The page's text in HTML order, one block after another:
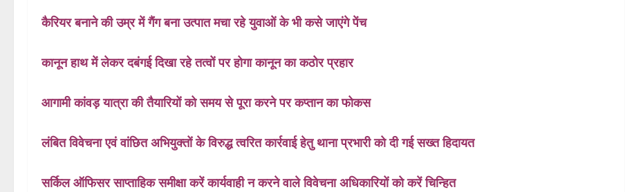
कैरियर बनाने की उम्र में गैंग बना उत्पात मचा रहे युवाओं के भी कसे जाएंगे पेंच
कानून हाथ में लेकर दबंगई दिखा रहे तत्वों पर होगा कानून का कठोर प्रहार
आगामी कांवड़ यात्रा की तैयारियों को समय से पूरा करने पर कप्तान का फोकस
लंबित विवेचना एवं वांछित अभियुक्तों के विरुद्ध त्वरित कार्रवाई हेतु थाना प्रभारी को दी गई सख्त हिदायत
सर्किल ऑफिसर साप्ताहिक समीक्षा करें कार्यवाही न करने वाले विवेचना अधिकारियों को करें चिन्हित